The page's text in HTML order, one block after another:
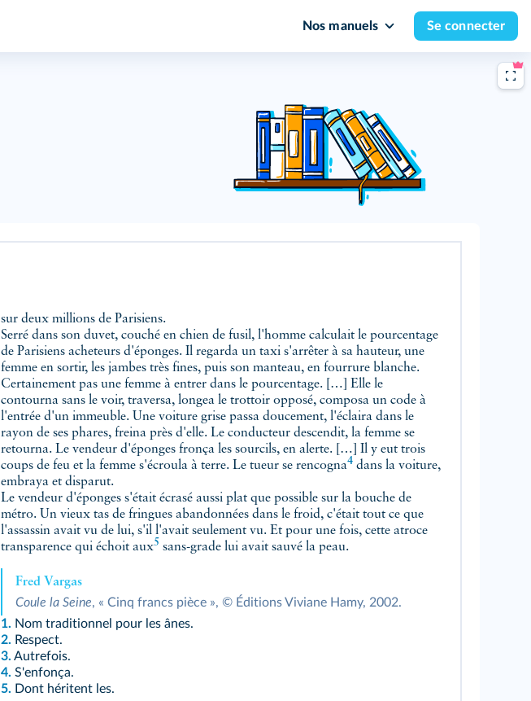
Nos manuels Se connecter
sur deux millions de Parisiens.
Serré dans son duvet, couché en chien de fusil, l'homme calculait le pourcentage
de Parisiens acheteurs d'éponges. Il regarda un taxi s'arrêter à sa hauteur, une
femme en sortir, les jambes très fines, puis son manteau, en fourrure blanche.
Certainement pas une femme à entrer dans le pourcentage. […] Elle le
contourna sans le voir, traversa, longea le trottoir opposé, composa un code à
l'entrée d'un immeuble. Une voiture grise passa doucement, l'éclaira dans le
rayon de ses phares, freina près d'elle. Le conducteur descendit, la femme se
retourna. Le vendeur d'éponges fronça les sourcils, en alerte. […] Il y eut trois
coups de feu et la femme s'écroula à terre. Le tueur se rencogna4 dans la voiture,
embraya et disparut.
Le vendeur d'éponges s'était écrasé aussi plat que possible sur la bouche de
métro. Un vieux tas de fringues abandonnées dans le froid, c'était tout ce que
l'assassin avait vu de lui, s'il l'avait seulement vu. Et pour une fois, cette atroce
transparence qui échoit aux5 sans-grade lui avait sauvé la peau.
Fred Vargas
Coule la Seine
, « Cinq francs pièce », © Éditions Viviane Hamy, 2002.
1. Nom traditionnel pour les ânes.
2. Respect.
3. Autrefois.
4. S'enfonça.
5. Dont héritent les.